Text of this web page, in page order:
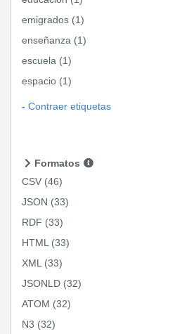
emigrados (1)
enseñanza (1)
escuela (1)
espacio (1)
Contraer etiquetas
Formatos
CSV (46)
JSON (33)
RDF (33)
HTML (33)
XML (33)
JSONLD (32)
ATOM (32)
N3 (32)